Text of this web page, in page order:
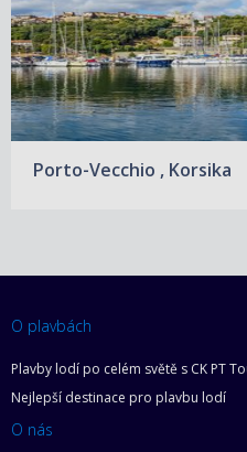
Porto-Vecchio , Korsika
O plavbách
Plavby lodí po celém světě s CK PT
Nejlepší destinace pro plavbu lodí
O nás